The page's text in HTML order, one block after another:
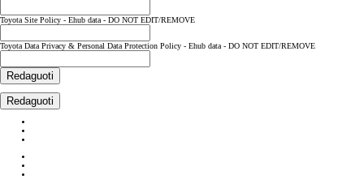
Toyota Site Policy - Ehub data - DO NOT EDIT/REMOVE
Toyota Data Privacy & Personal Data Protection Policy - Ehub data - DO NOT EDIT/REMOVE
Redaguoti
Redaguoti